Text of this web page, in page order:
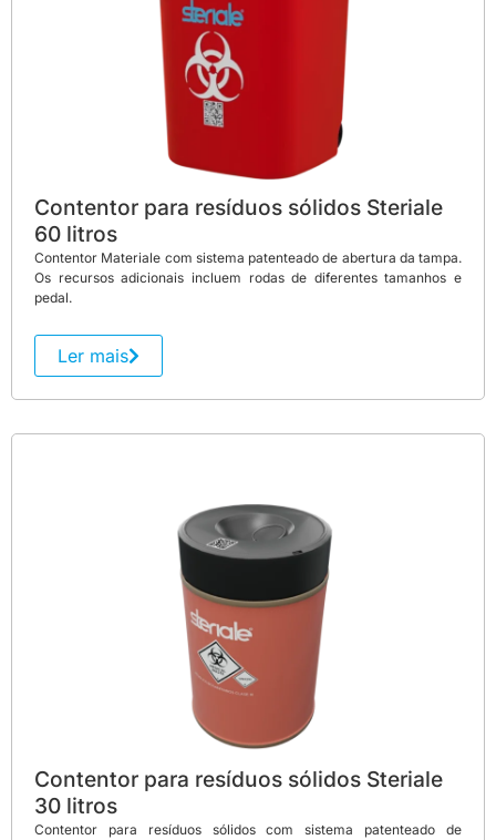
Contentor para resíduos sólidos Steriale
60 litros
Contentor Materiale com sistema patenteado de abertura da tampa.
Os recursos adicionais incluem rodas de diferentes tamanhos e
pedal.
Ler mais
Contentor para resíduos sólidos Steriale
30 litros
Contentor para resíduos sólidos com sistema patenteado de